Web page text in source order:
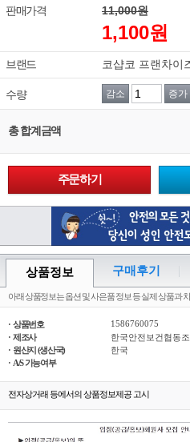
판매가격 11,000원
1,100원
브랜드 코샵코 프랜차이
수량 감소 증가
총 합계금액
주문하기
상품정보 구매후기
아래 상품정보는 옵션 및 사은품 정보 등 실제 상품과
· 상품번호
1586760075
· 제조사
한국안전보건협동
· 원산지 (생산국)
한국
· A/S 가능여부
전자상거래 등에서의 상품정보제공 고시